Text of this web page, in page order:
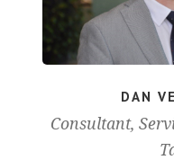
DAN
Consultant,